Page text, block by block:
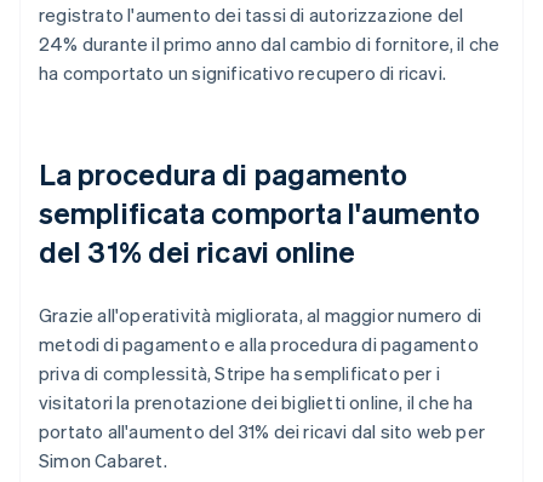
registrato l'aumento dei tassi di autorizzazione del
24% durante il primo anno dal cambio di fornitore, il che
ha comportato un significativo recupero di ricavi.
La procedura di pagamento
semplificata comporta l'aumento
del 31% dei ricavi online
Grazie all'operatività migliorata, al maggior numero di
metodi di pagamento e alla procedura di pagamento
priva di complessità, Stripe ha semplificato per i
visitatori la prenotazione dei biglietti online, il che ha
portato all'aumento del 31% dei ricavi dal sito web per
Simon Cabaret.